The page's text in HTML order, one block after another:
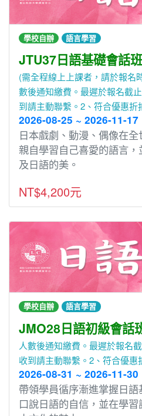
學校自辦 語言學習
JTU37日語基礎會話
(需全程線上上課者，請於報名
數後通知繳費。最遲於報名截
到請主動聯繫。2、符合優惠折
2026-08-25 ~ 2026-11-17
⽇本戲劇、動漫、偶像在
親⾃學習⾃⼰喜愛的語⾔
及⽇語的美。
NT$4,200元
學校自辦 語言學習
JMO28日語初級會話
人數後通知繳費。最遲於報名
收到請主動聯繫。2、符合優惠
2026-08-31 ~ 2026-11-30
帶領學員循序漸進掌握⽇
⼝說⽇語的⾃信，並在學